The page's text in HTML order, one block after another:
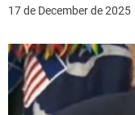
17 de December de 2025